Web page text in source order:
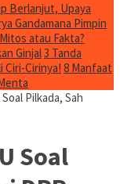
Berlanjut, Upaya
Gandamana Pimpin
Mitos atau Fakta?
Ginjal3 Tanda
Ciri-Cirinya! 8 Manfaat
Pilkada, Sah
Soal